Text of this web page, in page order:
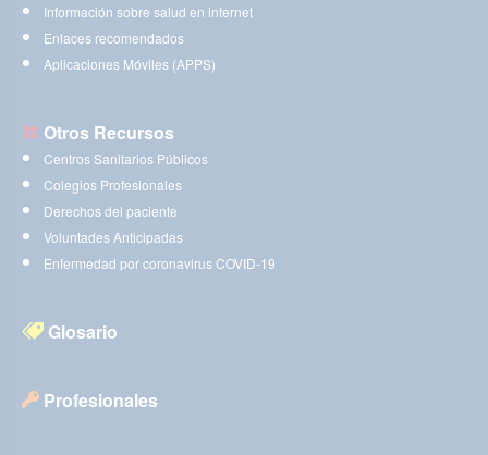
Información sobre salud en internet
Enlaces recomendados
Aplicaciones Móviles (APPS)
Otros Recursos
Centros Sanitarios Públicos
Colegios Profesionales
Derechos del paciente
Voluntades Anticipadas
Enfermedad por coronavirus COVID-19
Glosario
Profesionales